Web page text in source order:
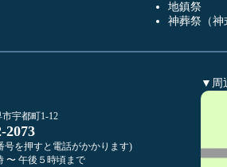
地鎮祭
神葬祭（神
市宇都町1-12
2073
号を押すと電話がかかります)
〜 午後５時頃まで
▼周